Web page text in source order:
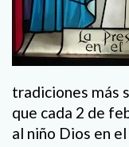
tradiciones más
que cada 2 de
al niño Dios en